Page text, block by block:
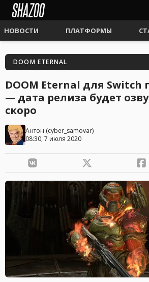
НОВОСТИ ПЛАТФОРМЫ
DOOM ETERNAL
DOOM Eternal для Switch
— дата релиза будет
скоро
Антон (cyber_samovar)
08:30, 7 июля 2020